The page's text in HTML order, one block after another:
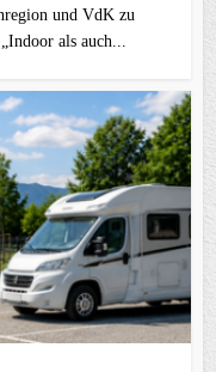
und VdK zu
als auch...